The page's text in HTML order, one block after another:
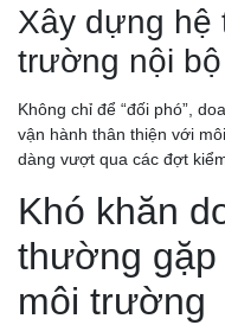
Xây dựng hệ
trường nội bộ
Không chỉ để “đối phó”,
vận hành thân thiện với
dàng vượt qua các đợt
Khó khăn
thường gặp
môi trường